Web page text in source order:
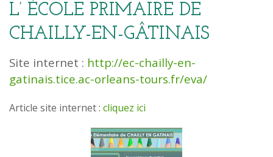
L’ ÉCOLE PRIMAIRE DE
CHAILLY-EN-GÂTINAIS
Site internet : http://ec-chailly-en-
gatinais.tice.ac-orleans-tours.fr/eva/
Article site internet : cliquez ici